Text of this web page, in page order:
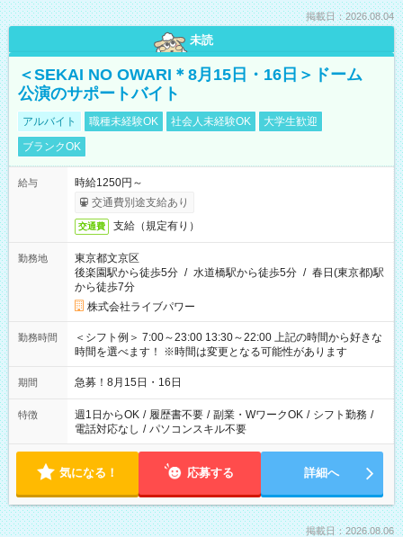
掲載日：2026.08.04
未読
＜SEKAI NO OWARI＊8月15日・16日＞ドーム
公演のサポートバイト
アルバイト 職種未経験OK 社会人未経験OK
大学生歓迎
ブランクOK
給与
時給1250円～
交通費別途支給あり
交通費 支給（規定有り）
勤務地
東京都文京区
後楽園駅から徒歩5分 / 水道橋駅から徒歩5分 / 春日(東京都)駅
から徒歩7分
株式会社ライブパワー
勤務時間
＜シフト例＞ 7:00～23:00 13:30～22:00 上記の時間から好きな
時間を選べます！ ※時間は変更となる可能性があります
期間 急募！8月15日・16日
特徴 週1日からOK / 履歴書不要 / 副業・WワークOK / シフト勤務 /
電話対応なし / パソコンスキル不要
気になる！ 応募する 詳細へ
掲載日：2026.08.06